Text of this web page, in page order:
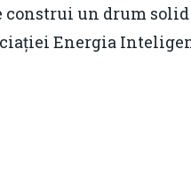
construi un drum
Energia